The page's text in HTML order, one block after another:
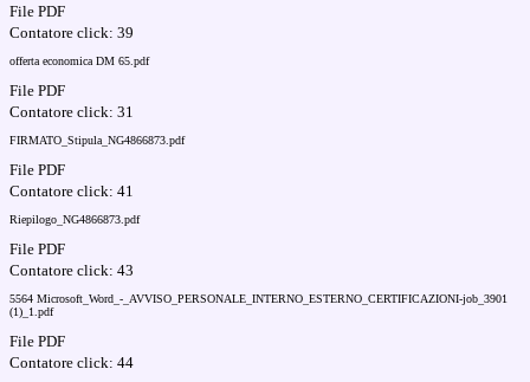
File PDF
Contatore click: 39
offerta economica DM 65.pdf
File PDF
Contatore click: 31
FIRMATO_Stipula_NG4866873.pdf
File PDF
Contatore click: 41
Riepilogo_NG4866873.pdf
File PDF
Contatore click: 43
5564 Microsoft_Word_-_AVVISO_PERSONALE_INTERNO_ESTERNO_CERTIFICAZIONI-job_3901
(1)_1.pdf
File PDF
Contatore click: 44